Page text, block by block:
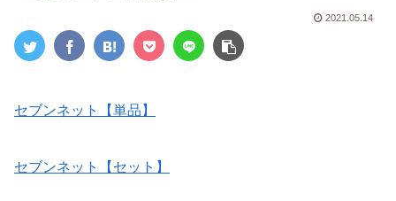
2021.05.14
セブンネット【単品】
セブンネット【セット】